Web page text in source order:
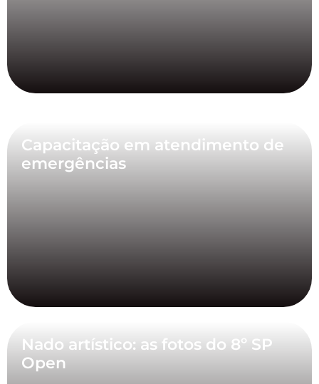
Capacitação em atendimento de
emergências
Nado artístico: as fotos do 8º SP
Open